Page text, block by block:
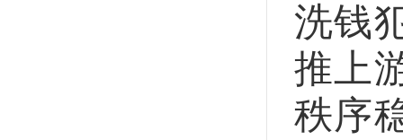
洗钱
推上
秩序